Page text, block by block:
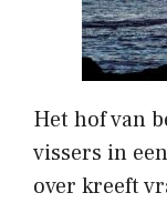
Het hof van
vissers in
over kreeft